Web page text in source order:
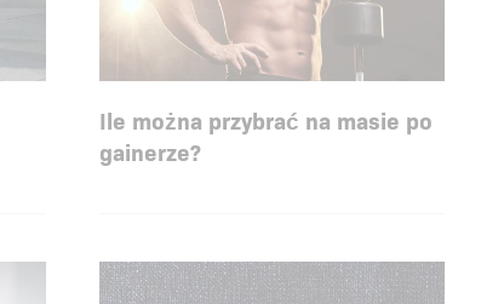
Ile można przybrać na masie po
gainerze?